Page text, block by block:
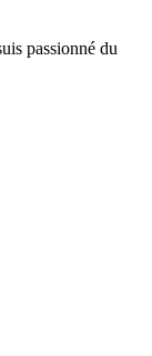
passionné du